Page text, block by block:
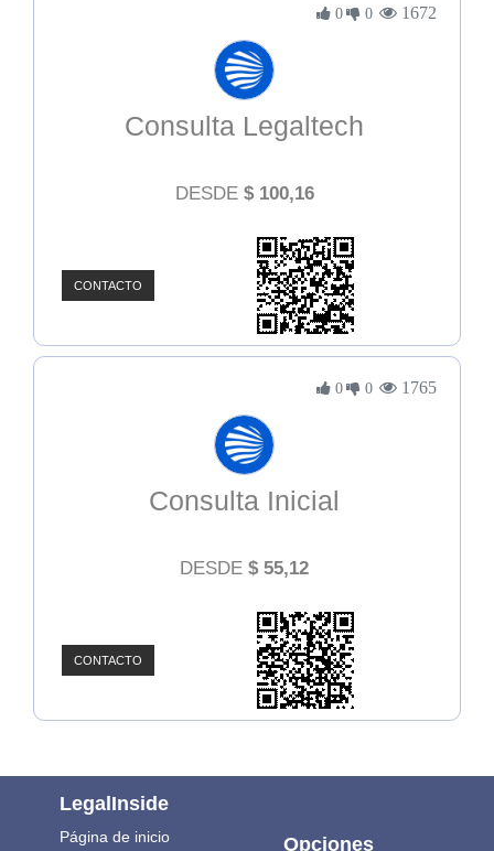
0 0 1672
Consulta Legaltech
DESDE $ 100,16
CONTACTO
0 0 1765
Consulta Inicial
DESDE $ 55,12
CONTACTO
LegalInside
Página de inicio Opciones